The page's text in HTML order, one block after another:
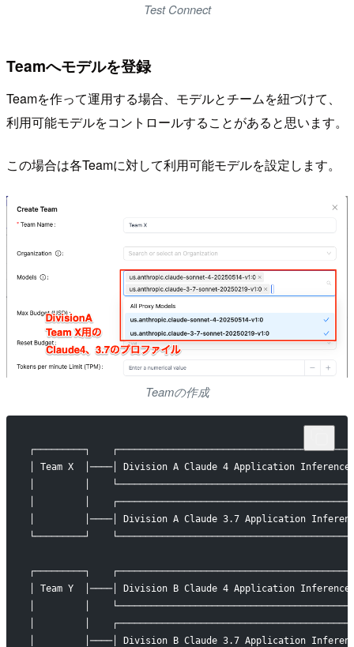
Test Connect
Teamへモデルを登録
Teamを作って運用する場合、モデルとチームを紐づけて、
利用可能モデルをコントロールすることがあると思います。
この場合は各Teamに対して利用可能モデルを設定します。
Teamの作成
┌─────────┐
│ Team X  │────│ Division A Claude 4 Application
│         │
│         │
│         │────│ Division A Claude 3.7 Application
└─────────┘
┌─────────┐
│ Team Y  │────│ Division B Claude 4 Application
│         │
│         │
│         │────│ Division B Claude 3.7 Application